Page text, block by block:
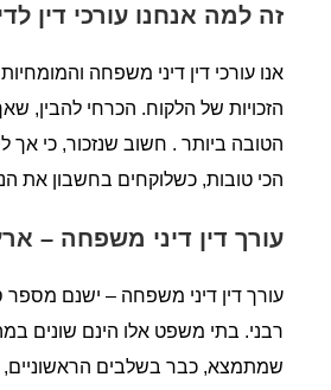
זה למה אנחנו עורכי דין
אנו עורכי דין דיני משפחה
הזכויות של הלקוח. הכרחי להבין,
הטובה ביותר . חשוב שנזכור, כי אך
הכי טובות, כשלוקחים בחשבון את
עורך דין דיני משפחה –
עורך דין דיני משפחה – ישנם מספר
רבני. בתי משפט אלו הינם שונים
שמתמצא, כבר בשלבים הראשוניים,